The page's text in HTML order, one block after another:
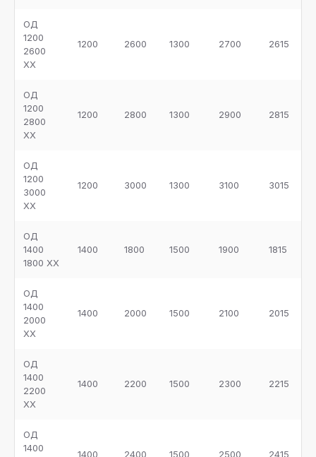
ОД
1200
2600
ХХ
1200 2600 1300 2700 2615
ОД
1200
2800
ХХ
1200 2800 1300 2900 2815
ОД
1200
3000
ХХ
1200 3000 1300 3100 3015
ОД
1400
1800 ХХ
1400 1800 1500 1900 1815
ОД
1400
2000
ХХ
1400 2000 1500 2100 2015
ОД
1400
2200
ХХ
1400 2200 1500 2300 2215
ОД
1400
1400 2400 1500 2500 2415